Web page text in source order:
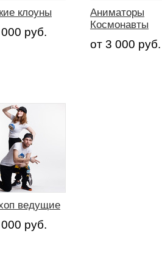
клоуны
руб.
Аниматоры
Космонавты
от 3 000 руб.
ведущие
руб.